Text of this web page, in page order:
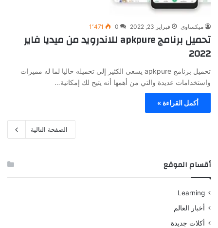
ميكساوى فبراير 23, 2022 0 1٬471
تحميل برنامج apkpure للاندرويد من ميديا فاير
2022
تحميل برنامج apkpure يسعى الكثير إلى تحميله حاليا لما له مميزات
واستخدامات عديدة والتي من أهمها أنه يتيح لك إمكانية…
أكمل القراءة »
الصفحة التالية
أقسام الموقع
Learning
أخبار العالم
أكلات جديدة